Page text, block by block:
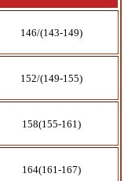
146/(143-149)
152/(149-155)
158(155-161)
164(161-167)